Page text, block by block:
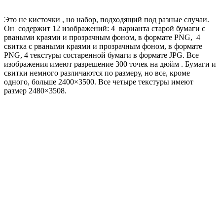
Это не кисточки , но набор, подходящий под разные случаи.
Он содержит 12 изображений: 4 варианта старой бумаги с
рваными краями и прозрачным фоном, в формате PNG, 4
свитка с рваными краями и прозрачным фоном, в формате
PNG, 4 текстуры состаренной бумаги в формате JPG. Все
изображения имеют разрешение 300 точек на дюйм . Бумаги и
свитки немного различаются по размеру, но все, кроме
одного, больше 2400×3500. Все четыре текстуры имеют
размер 2480×3508.